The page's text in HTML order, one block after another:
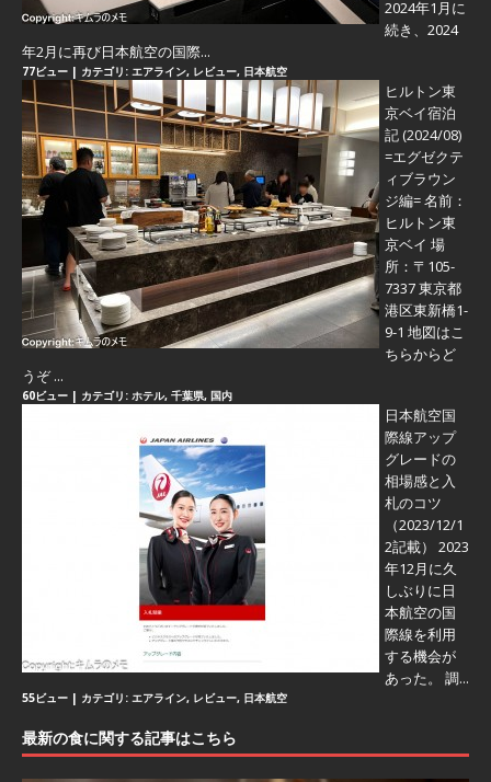
2024年1月に
続き、2024
年2月に再び日本航空の国際...
77ビュー | カテゴリ: エアライン, レビュー, 日本航空
ヒルトン東
京ベイ宿泊
記 (2024/08)
=エグゼクテ
ィブラウン
ジ編=名前：
ヒルトン東
京ベイ 場
所：〒105-
7337 東京都
港区東新橋1-
9-1 地図はこ
ちらからど
うぞ ...
60ビュー | カテゴリ: ホテル, 千葉県, 国内
日本航空国
際線アップ
グレードの
相場感と入
札のコツ
（2023/12/1
2記載） 2023
年12月に久
しぶりに日
本航空の国
際線を利用
する機会が
あった。 調...
55ビュー | カテゴリ: エアライン, レビュー, 日本航空
最新の食に関する記事はこちら